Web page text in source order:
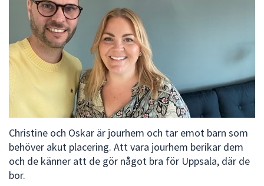
för
att
välja
av
dem.
Christine och Oskar är jourhem och tar emot barn som
behöver akut placering. Att vara jourhem berikar dem
och de känner att de gör något bra för Uppsala, där de
bor.